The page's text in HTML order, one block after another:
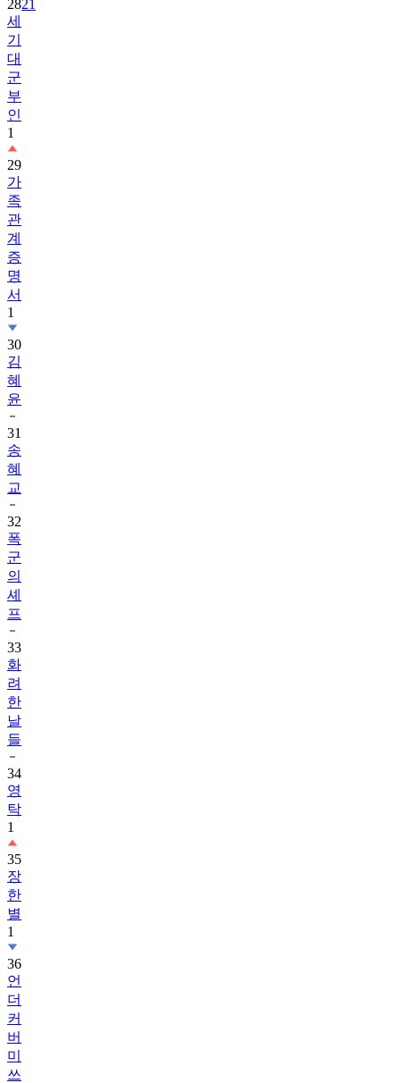
2821
세
기
대
군
부
인
1
29
가
족
관
계
증
명
서
1
30
김
혜
윤
31
송
혜
교
32
폭
군
의
셰
프
33
화
려
한
날
들
34
영
탁
1
35
장
한
별
1
36
언
더
커
버
미
쓰